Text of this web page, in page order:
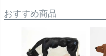
おすすめ商品